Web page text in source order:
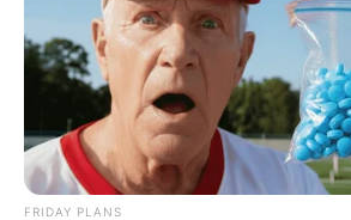
FRIDAY PLANS